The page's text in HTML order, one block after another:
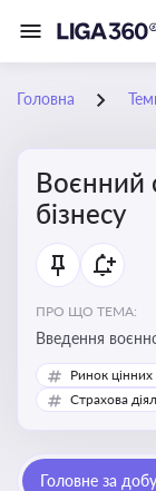
Головна
Воєнний
бізнесу
ПРО ЩО ТЕМА:
Введення
Ринок цінних
Страхова
Головне за